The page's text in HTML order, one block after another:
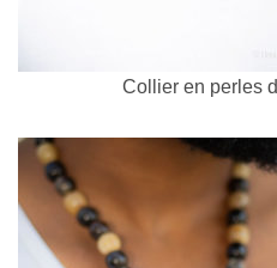
Collier en perles